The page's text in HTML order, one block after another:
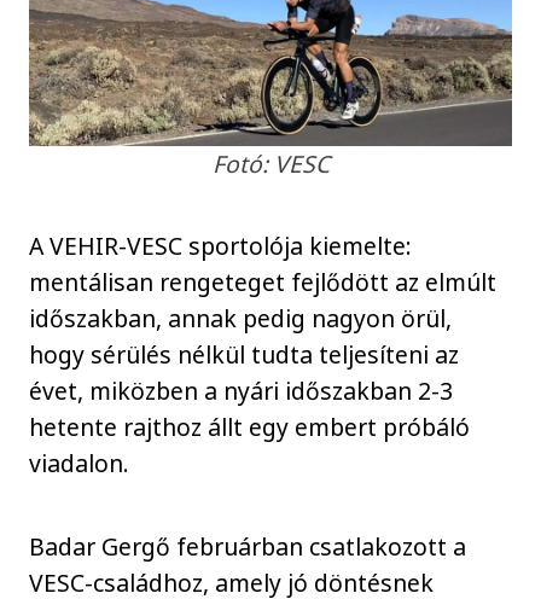
Fotó: VESC
A VEHIR-VESC sportolója kiemelte:
mentálisan rengeteget fejlődött az elmúlt
időszakban, annak pedig nagyon örül,
hogy sérülés nélkül tudta teljesíteni az
évet, miközben a nyári időszakban 2-3
hetente rajthoz állt egy embert próbáló
viadalon.
Badar Gergő februárban csatlakozott a
VESC-családhoz, amely jó döntésnek